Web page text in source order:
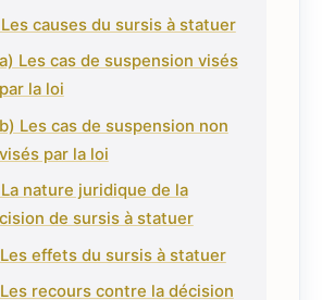
causes du sursis à statuer
a) Les cas de suspension visés
par la loi
b) Les cas de suspension non
visés par la loi
nature juridique de la
de sursis à statuer
effets du sursis à statuer
recours contre la décision